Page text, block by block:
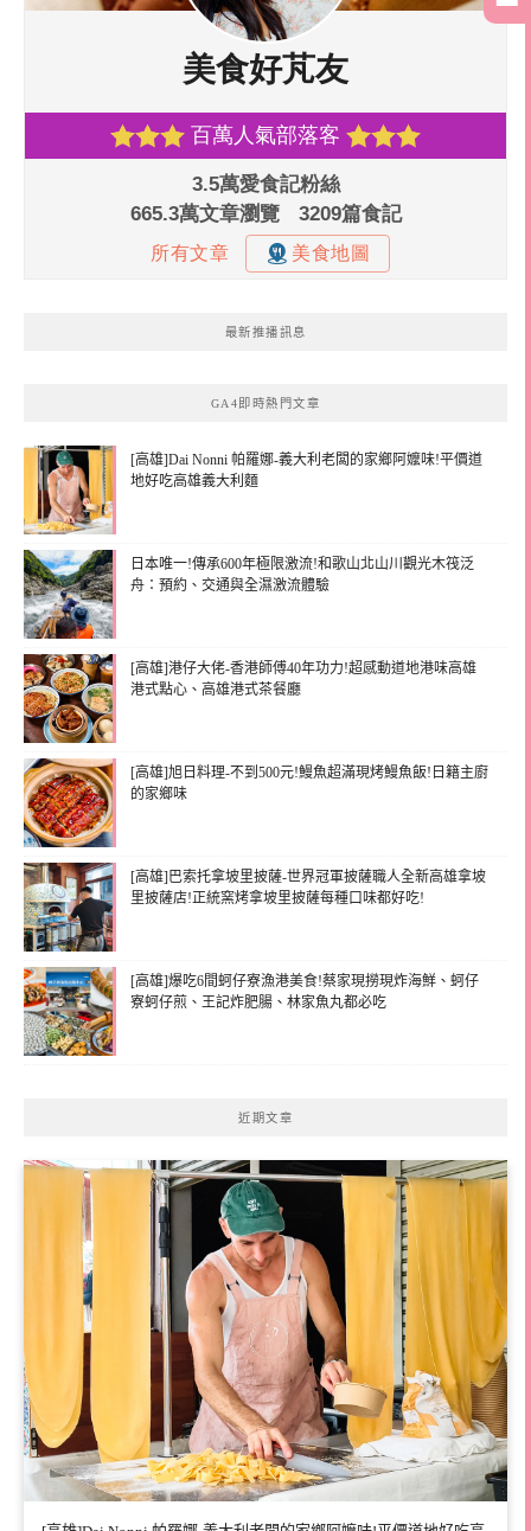
最新推播訊息
GA4即時熱門文章
[高雄]Dai Nonni 帕羅娜-義大利老闆的家鄉阿嬤味!平價道
地好吃高雄義大利麵
日本唯一!傳承600年極限激流!和歌山北山川觀光木筏泛
舟：預約、交通與全濕激流體驗
[高雄]港仔大佬-香港師傅40年功力!超感動道地港味高雄
港式點心、高雄港式茶餐廳
[高雄]旭日料理-不到500元!鰻魚超滿現烤鰻魚飯!日籍主廚
的家鄉味
[高雄]巴索托拿坡里披薩-世界冠軍披薩職人全新高雄拿坡
里披薩店!正統窯烤拿坡里披薩每種口味都好吃!
[高雄]爆吃6間蚵仔寮漁港美食!蔡家現撈現炸海鮮、蚵仔
寮蚵仔煎、王記炸肥腸、林家魚丸都必吃
近期文章